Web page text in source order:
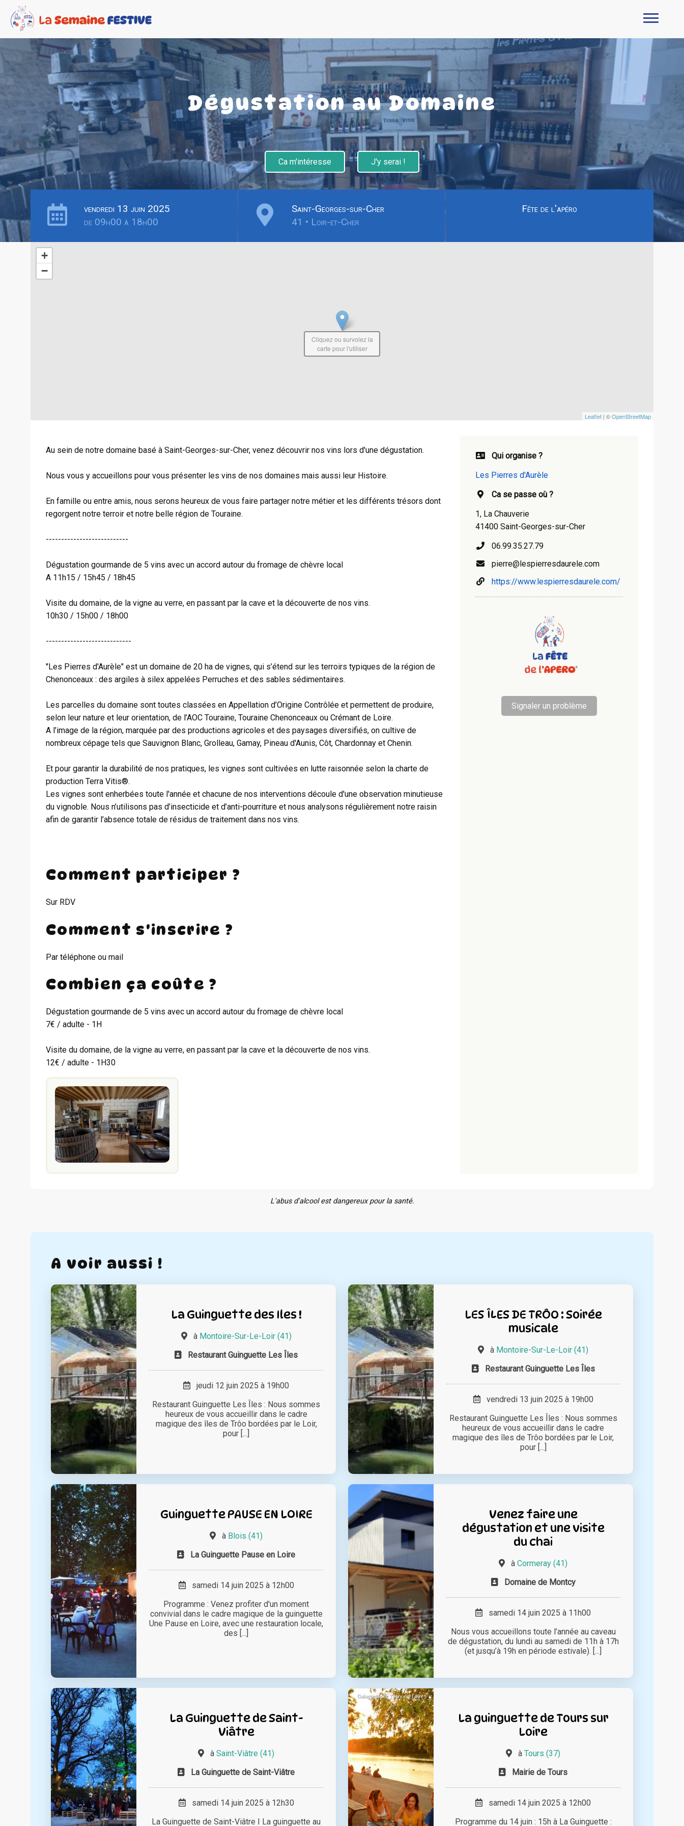
Dégustation au Domaine
Ca m'intéresse J'y serai !
vendredi 13 juin 2025
de 09h00 à 18h00
Saint-Georges-sur-Cher
41 • Loir-et-Cher
Fête de l'apéro
+
−
Leaflet | ©OpenStreetMap
Cliquez ou survolez la
carte pour l'utiliser
Au sein de notre domaine basé à Saint-Georges-sur-Cher, venez découvrir nos vins lors d'une dégustation.
Nous vous y accueillons pour vous présenter les vins de nos domaines mais aussi leur Histoire.
En famille ou entre amis, nous serons heureux de vous faire partager notre métier et les différents trésors dont
regorgent notre terroir et notre belle région de Touraine.
---------------------------
Dégustation gourmande de 5 vins avec un accord autour du fromage de chèvre local
A 11h15 / 15h45 / 18h45
Visite du domaine, de la vigne au verre, en passant par la cave et la découverte de nos vins.
10h30 / 15h00 / 18h00
----------------------------
"Les Pierres d'Aurèle" est un domaine de 20 ha de vignes, qui s’étend sur les terroirs typiques de la région de
Chenonceaux : des argiles à silex appelées Perruches et des sables sédimentaires.
Les parcelles du domaine sont toutes classées en Appellation d’Origine Contrôlée et permettent de produire,
selon leur nature et leur orientation, de l’AOC Touraine, Touraine Chenonceaux ou Crémant de Loire.
A l’image de la région, marquée par des productions agricoles et des paysages diversifiés, on cultive de
nombreux cépage tels que Sauvignon Blanc, Grolleau, Gamay, Pineau d'Aunis, Côt, Chardonnay et Chenin.
Et pour garantir la durabilité de nos pratiques, les vignes sont cultivées en lutte raisonnée selon la charte de
production Terra Vitis®.
Les vignes sont enherbées toute l'année et chacune de nos interventions découle d'une observation minutieuse
du vignoble. Nous n’utilisons pas d’insecticide et d’anti-pourriture et nous analysons régulièrement notre raisin
afin de garantir l’absence totale de résidus de traitement dans nos vins.
Comment participer ?
Sur RDV
Comment s'inscrire ?
Par téléphone ou mail
Combien ça coûte ?
Dégustation gourmande de 5 vins avec un accord autour du fromage de chèvre local
7€ / adulte - 1H
Visite du domaine, de la vigne au verre, en passant par la cave et la découverte de nos vins.
12€ / adulte - 1H30
Qui organise ?
Les Pierres d'Aurèle
Ca se passe où ?
1, La Chauverie
41400 Saint-Georges-sur-Cher
06.99.35.27.79
pierre@lespierresdaurele.com
https://www.lespierresdaurele.com/
Signaler un problème
L'abus d'alcool est dangereux pour la santé.
A voir aussi !
La Guinguette des Iles !
à Montoire-Sur-Le-Loir (41)
Restaurant Guinguette Les Îles
jeudi 12 juin 2025 à 19h00
Restaurant Guinguette Les Îles : Nous sommes
heureux de vous accueillir dans le cadre
magique des îles de Trôo bordées par le Loir,
pour [...]
LES ÎLES DE TRÔO : Soirée
musicale
à Montoire-Sur-Le-Loir (41)
Restaurant Guinguette Les Îles
vendredi 13 juin 2025 à 19h00
Restaurant Guinguette Les Îles : Nous sommes
heureux de vous accueillir dans le cadre
magique des îles de Trôo bordées par le Loir,
pour [...]
Guinguette PAUSE EN LOIRE
à Blois (41)
La Guinguette Pause en Loire
samedi 14 juin 2025 à 12h00
Programme : Venez profiter d'un moment
convivial dans le cadre magique de la guinguette
Une Pause en Loire, avec une restauration locale,
des [...]
Venez faire une
dégustation et une visite
du chai
àCormeray (41)
Domaine de Montcy
samedi 14 juin 2025 à 11h00
Nous vous accueillons toute l’année au caveau
de dégustation, du lundi au samedi de 11h à 17h
(et jusqu’à 19h en période estivale). [...]
La Guinguette de Saint-
Viâtre
àSaint-Viâtre (41)
La Guinguette de Saint-Viâtre
samedi 14 juin 2025 à 12h30
La Guinguette de Saint-Viâtre I La guinguette au
La guinguette de Tours sur
Loire
àTours (37)
Mairie de Tours
samedi 14 juin 2025 à 12h00
Programme du 14 juin : 15h à La Guinguette :